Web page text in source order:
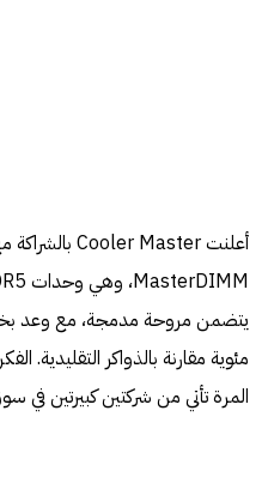
مئوية مقارنة بالذواكر
المرة تأتي من شركتين كبيرتين في